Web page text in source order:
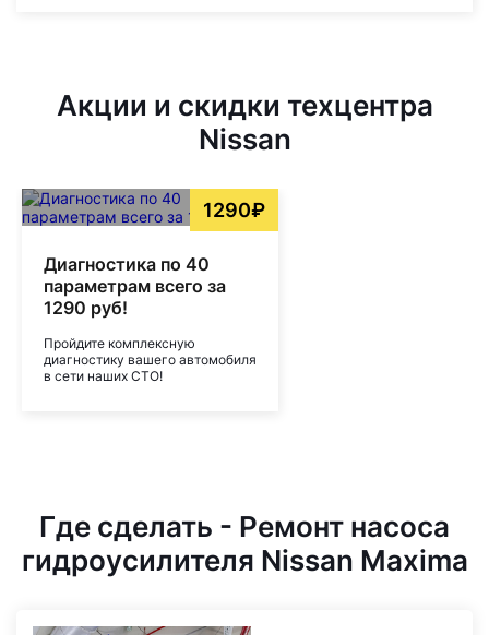
Акции и скидки техцентра
Nissan
1290₽
Диагностика по 40
параметрам всего за
1290 руб!
Пройдите комплексную
диагностику вашего автомобиля
в сети наших СТО!
Где сделать - Ремонт насоса
гидроусилителя Nissan Maxima